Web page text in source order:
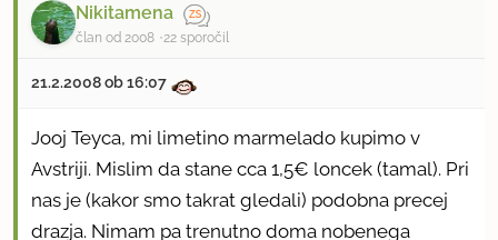
Nikitamena
član od 2008 22 sporočil
21.2.2008 ob 16:07
Jooj Teyca, mi limetino marmelado kupimo v
Avstriji. Mislim da stane cca 1,5€ loncek (tamal). Pri
nas je (kakor smo takrat gledali) podobna precej
drazja. Nimam pa trenutno doma nobenega